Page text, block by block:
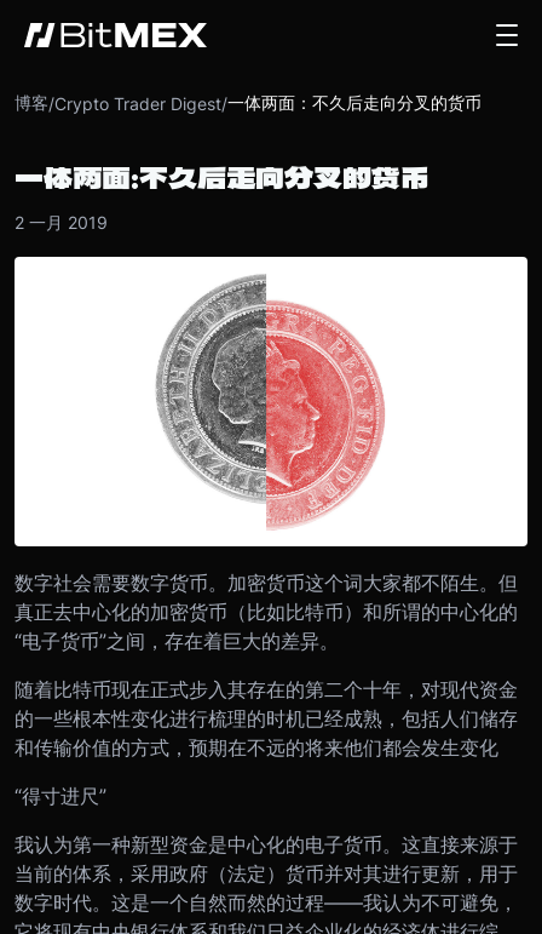
博客/Crypto Trader Digest/一体两面：不久后走向分叉的货币
一体两面：不久后走向分叉的货币
2 一月 2019
数字社会需要数字货币。加密货币这个词大家都不陌生。但
真正去中心化的加密货币（比如比特币）和所谓的中心化的
“电子货币”之间，存在着巨大的差异。
随着比特币现在正式步入其存在的第二个十年，对现代资金
的一些根本性变化进行梳理的时机已经成熟，包括人们储存
和传输价值的方式，预期在不远的将来他们都会发生变化
“得寸进尺”
我认为第一种新型资金是中心化的电子货币。这直接来源于
当前的体系，采用政府（法定）货币并对其进行更新，用于
数字时代。这是一个自然而然的过程——我认为不可避免，